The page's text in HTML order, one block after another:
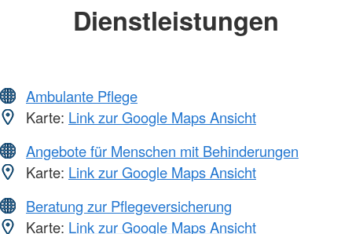
Dienstleistungen
Ambulante Pflege
Karte: Link zur Google Maps Ansicht
Angebote für Menschen mit Behinderungen
Karte: Link zur Google Maps Ansicht
Beratung zur Pflegeversicherung
Karte: Link zur Google Maps Ansicht